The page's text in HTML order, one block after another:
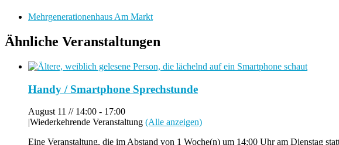
Mehrgenerationenhaus Am Markt
Ähnliche Veranstaltungen
Handy / Smartphone Sprechstunde
August 11 // 14:00 - 17:00
|Wiederkehrende Veranstaltung (Alle anzeigen)
Eine Veranstaltung, die im Abstand von 1 Woche(n) um 14:00 Uhr am Dienstag